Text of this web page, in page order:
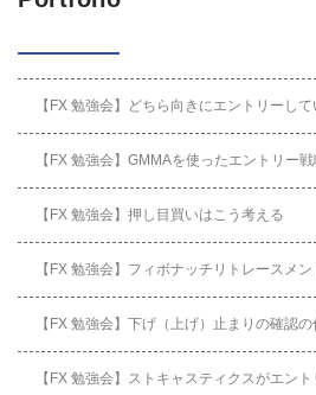
【FX 勉強会】どちら向きにエントリーし
【FX 勉強会】GMMAを使ったエントリー
【FX 勉強会】押し目買いはこう考える
【FX 勉強会】フィボナッチリトレースメ
【FX 勉強会】下げ（上げ）止まりの確認
【FX 勉強会】ストキャスティクスがエン